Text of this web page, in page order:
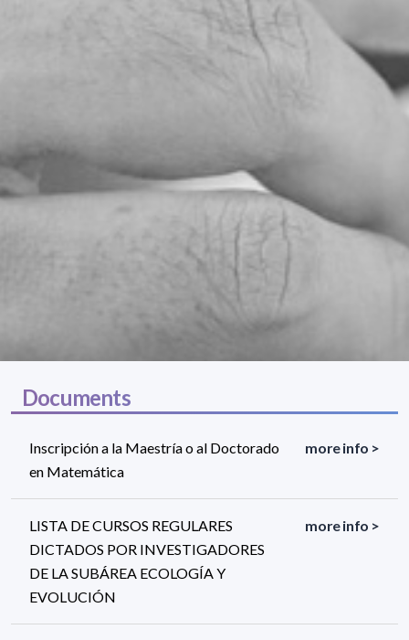
Documents
Inscripción a la Maestría o al Doctorado
en Matemática
more info >
LISTA DE CURSOS REGULARES
DICTADOS POR INVESTIGADORES
DE LA SUBÁREA ECOLOGÍA Y
EVOLUCIÓN
more info >